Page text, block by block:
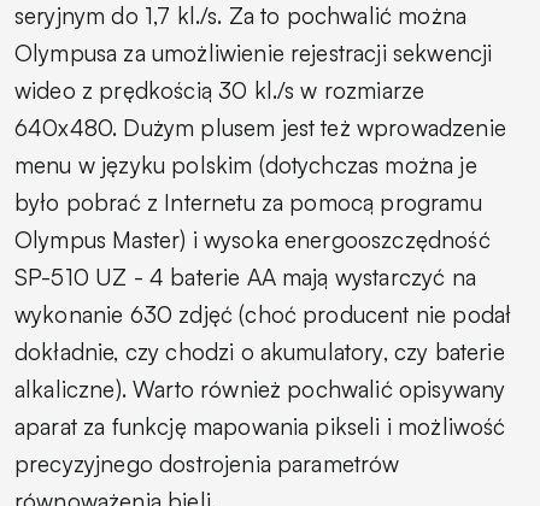
seryjnym do 1,7 kl./s. Za to pochwalić można
Olympusa za umożliwienie rejestracji sekwencji
wideo z prędkością 30 kl./s w rozmiarze
640x480. Dużym plusem jest też wprowadzenie
menu w języku polskim (dotychczas można je
było pobrać z Internetu za pomocą programu
Olympus Master) i wysoka energooszczędność
SP-510 UZ - 4 baterie AA mają wystarczyć na
wykonanie 630 zdjęć (choć producent nie podał
dokładnie, czy chodzi o akumulatory, czy baterie
alkaliczne). Warto również pochwalić opisywany
aparat za funkcję mapowania pikseli i możliwość
precyzyjnego dostrojenia parametrów